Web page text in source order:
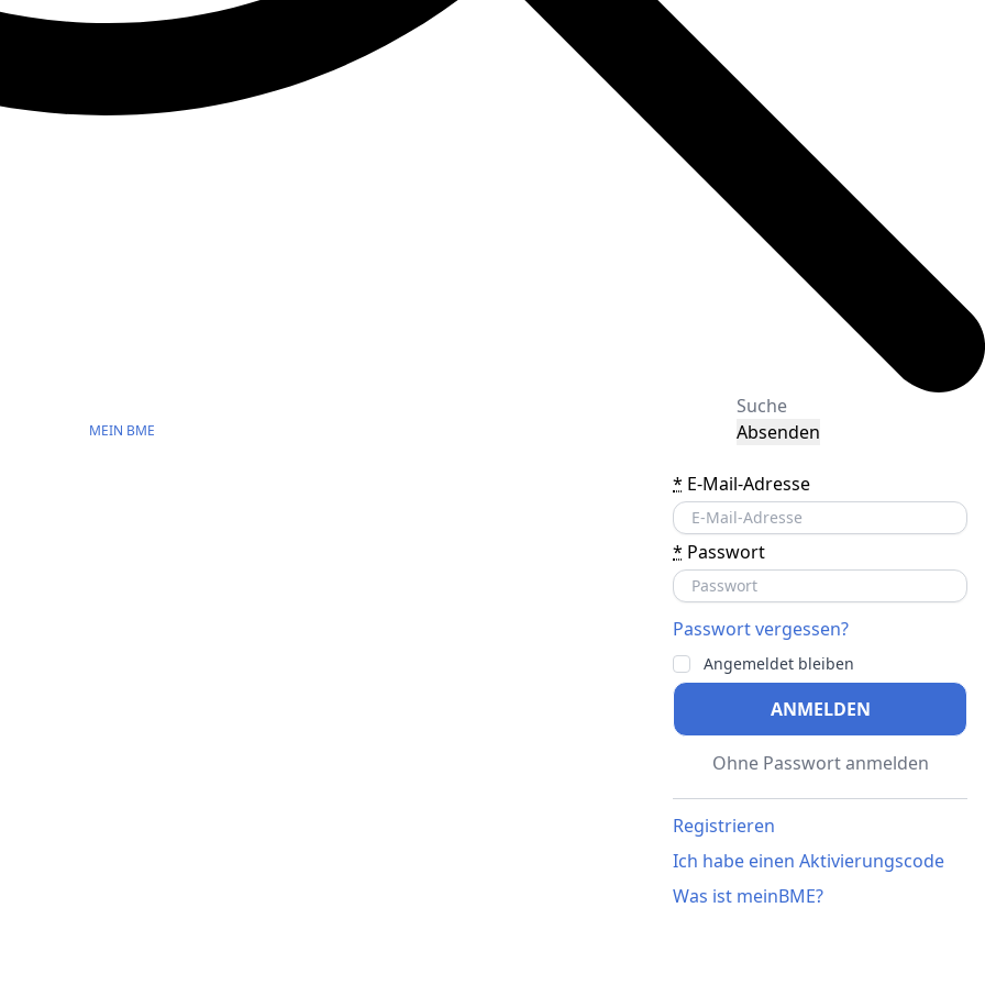
Absenden
MEIN BME
* E-Mail-Adresse
* Passwort
Passwort vergessen?
Angemeldet bleiben
ANMELDEN
Ohne Passwort anmelden
Registrieren
Ich habe einen Aktivierungscode
Was ist meinBME?